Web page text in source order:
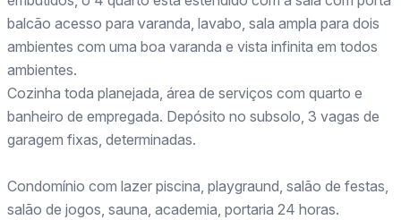
balcão acesso para varanda, lavabo, sala ampla para dois
ambientes com uma boa varanda e vista infinita em todos
ambientes.
Cozinha toda planejada, área de serviços com quarto e
banheiro de empregada. Depósito no subsolo, 3 vagas de
garagem fixas, determinadas.
Condomínio com lazer piscina, playgraund, salão de festas,
salão de jogos, sauna, academia, portaria 24 horas.